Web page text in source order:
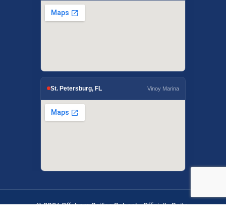
St. Petersburg, FL Vinoy Marina
© 2026 Offshore Sailing School - Offizielle Seite.